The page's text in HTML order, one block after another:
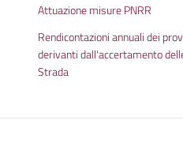
Attuazione misure PNRR
Rendicontazioni annuali dei
derivanti dall'accertamento
Strada